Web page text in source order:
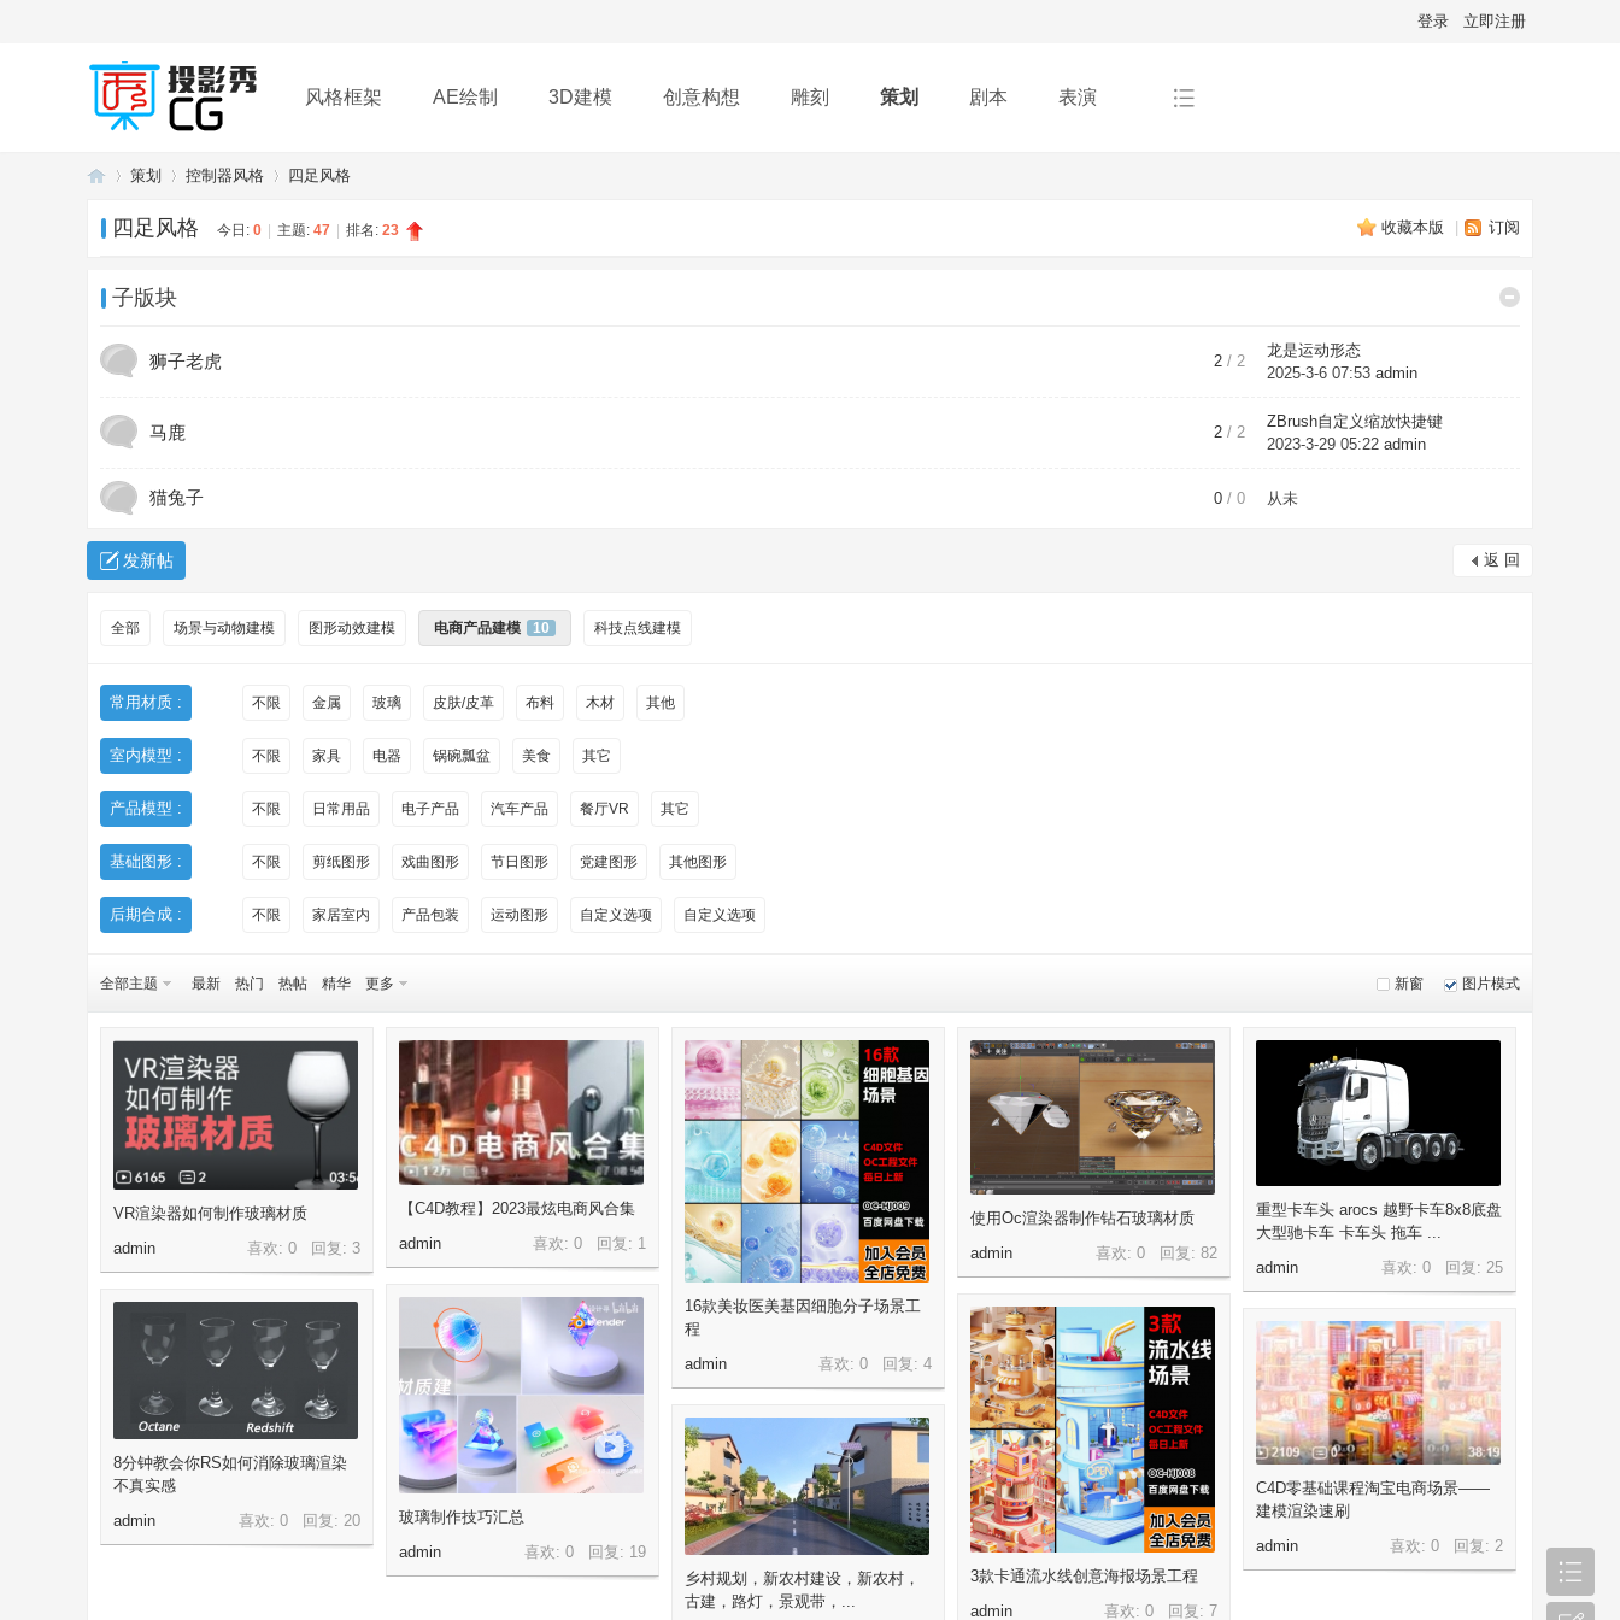
登录 立即注册
风格框架 AE绘制 3D建模 创意构想 雕刻 策划 剧本 表演
插件 帮助 下载
策划 控制器风格 四足风格
收藏本版 订阅
四足风格 今日: 0 主题: 47 排名: 23
子版块
狮子老虎 2 / 2
龙是运动形态
2025-3-6 07:53 admin
马鹿 2 / 2
ZBrush自定义缩放快捷键
2023-3-29 05:22 admin
猫兔子 0 / 0 从未
返 回
发新帖
全部 场景与动物建模 图形动效建模 电商产品建模 10 科技点线建模
常用材质 : 不限 金属 玻璃 皮肤/皮革 布料 木材 其他
室内模型 : 不限 家具 电器 锅碗瓢盆 美食 其它
产品模型 : 不限 日常用品 电子产品 汽车产品 餐厅VR 其它
基础图形 : 不限 剪纸图形 戏曲图形 节日图形 党建图形 其他图形
后期合成 : 不限 家居室内 产品包装 运动图形 自定义选项 自定义选项
新窗
全部主题 最新 热门 热帖 精华 更多 图片模式
VR渲染器如何制作玻璃材质
喜欢: 0 回复: 3
admin
【C4D教程】2023最炫电商风合集
喜欢: 0 回复: 1
admin
16款美妆医美基因细胞分子场景工
程
喜欢: 0 回复: 4
admin
使用Oc渲染器制作钻石玻璃材质
喜欢: 0 回复: 82
admin
重型卡车头 arocs 越野卡车8x8底盘
大型驰卡车 卡车头 拖车 ...
喜欢: 0 回复: 25
admin
玻璃制作技巧汇总
喜欢: 0 回复: 19
admin
8分钟教会你RS如何消除玻璃渲染
不真实感
喜欢: 0 回复: 20
admin
3款卡通流水线创意海报场景工程
喜欢: 0 回复: 7
admin
C4D零基础课程淘宝电商场景——
建模渲染速刷
喜欢: 0 回复: 2
admin
乡村规划，新农村建设，新农村，
古建，路灯，景观带，...